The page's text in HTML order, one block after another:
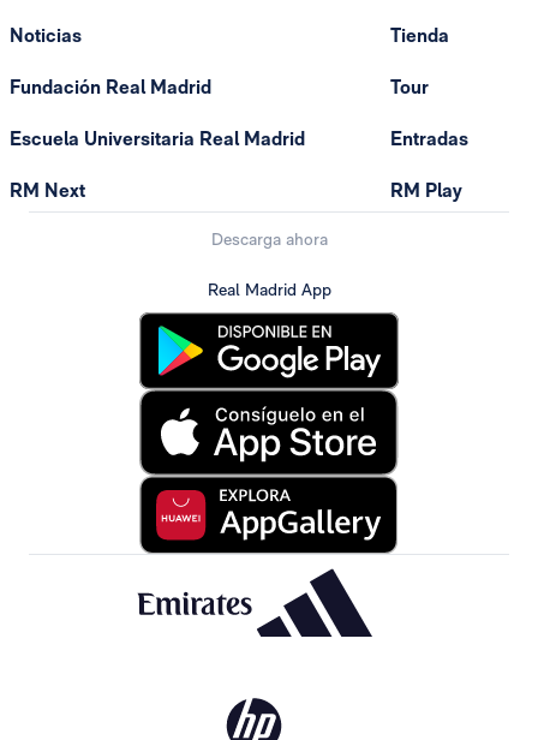
Noticias
Fundación Real Madrid
Escuela Universitaria Real Madrid
RM Next
Tienda
Tour
Entradas
RM Play
Descarga ahora
Real Madrid App